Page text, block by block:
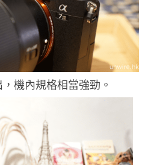
機內規格相當強勁。